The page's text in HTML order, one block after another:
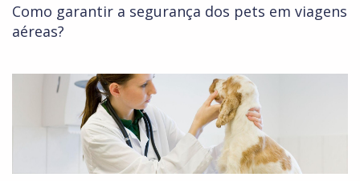
Como garantir a segurança dos pets em viagens
aéreas?